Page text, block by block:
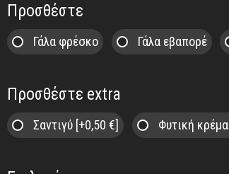
Προσθέστε
Γάλα φρέσκο Γάλα εβαπορέ
Προσθέστε extra
Σαντιγύ [+0,50 €] Φυτική κρέμα